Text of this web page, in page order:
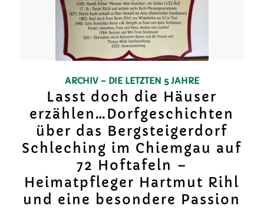
ARCHIV – DIE LETZTEN 5 JAHRE
Lasst doch die Häuser
erzählen…Dorfgeschichten
über das Bergsteigerdorf
Schleching im Chiemgau auf
72 Hoftafeln –
Heimatpfleger Hartmut Rihl
und eine besondere Passion